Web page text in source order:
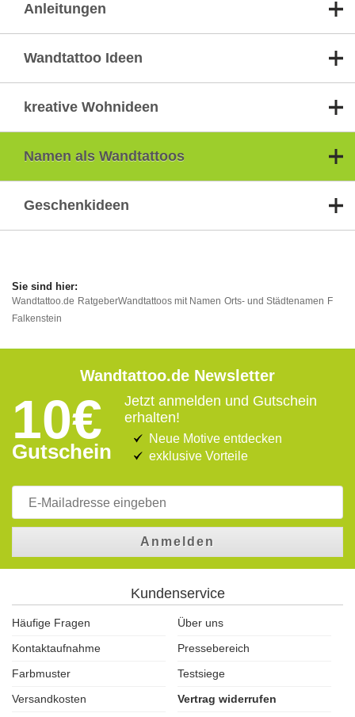
Anleitungen
Wandtattoo Ideen
kreative Wohnideen
Namen als Wandtattoos
Geschenkideen
Wandtattoo.de RatgeberWandtattoos mit Namen Orts- und Städtenamen F
Falkenstein
Wandtattoo.de Newsletter
10€
Gutschein
Jetzt anmelden und Gutschein
erhalten!
Neue Motive entdecken
exklusive Vorteile
Anmelden
Kundenservice
Häufige Fragen
Über uns
Kontaktaufnahme
Pressebereich
Farbmuster
Testsiege
Versandkosten
Vertrag widerrufen